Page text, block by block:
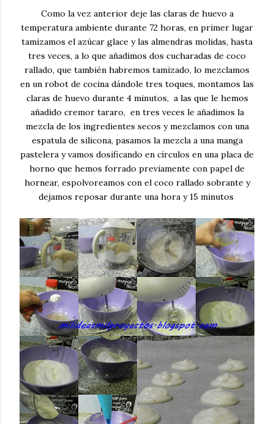
Como la vez anterior deje las claras de huevo a
temperatura ambiente durante 72 horas, en primer lugar
tamizamos el azúcar glace y las almendras molidas, hasta
tres veces, a lo que añadimos dos cucharadas de coco
rallado, que también habremos tamizado, lo mezclamos
en un robot de cocina dándole tres toques, montamos las
claras de huevo durante 4 minutos, a las que le hemos
añadido cremor tararo, en tres veces le añadimos la
mezcla de los ingredientes secos y mezclamos con una
espatula de silicona, pasamos la mezcla a una manga
pastelera y vamos dosificando en círculos en una placa de
horno que hemos forrado previamente con papel de
hornear, espolvoreamos con el coco rallado sobrante y
dejamos reposar durante una hora y 15 minutos